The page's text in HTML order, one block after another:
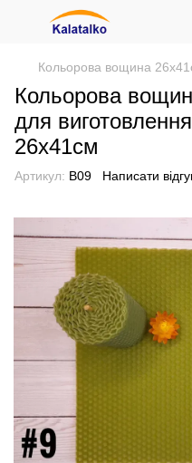
Кольорова вощина
Кольорова
для
26x41см
Артикул: В09 Написати